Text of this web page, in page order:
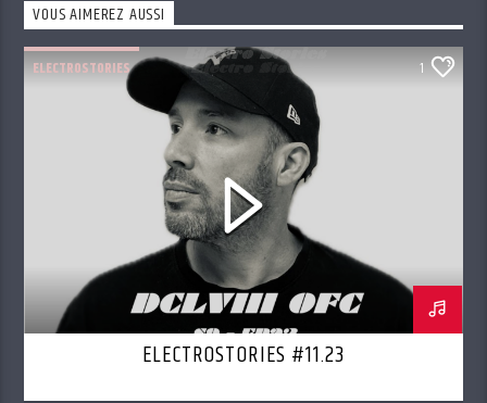
VOUS AIMEREZ AUSSI
ELECTROSTORIES 1
ELECTROSTORIES #11.23